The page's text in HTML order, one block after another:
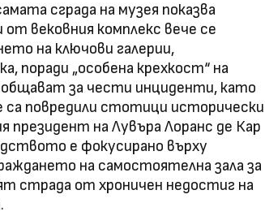
сграда на музея показва
вековния комплекс вече се
на ключови галерии,
поради „особена крехкост“ на
за чести инциденти, като
повредили стотици исторически
на Лувъра Лоранс де Кар
е фокусирано върху
на самостоятелна зала за
страда от хроничен недостиг на